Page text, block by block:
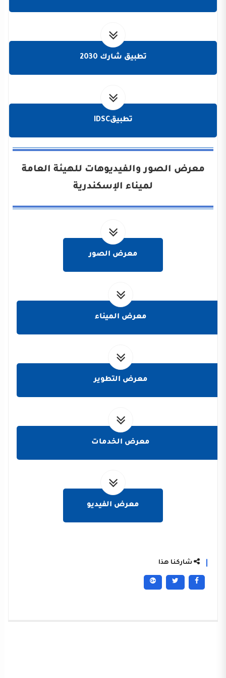
تطبيق شارك 2030
تطبيقIDSC
معرض الصور والفيديوهات للهيئة العامة
لميناء الإسكندرية
معرض الصور
معرض الميناء
معرض التطوير
معرض الخدمات
معرض الفيديو
شاركنا هذا